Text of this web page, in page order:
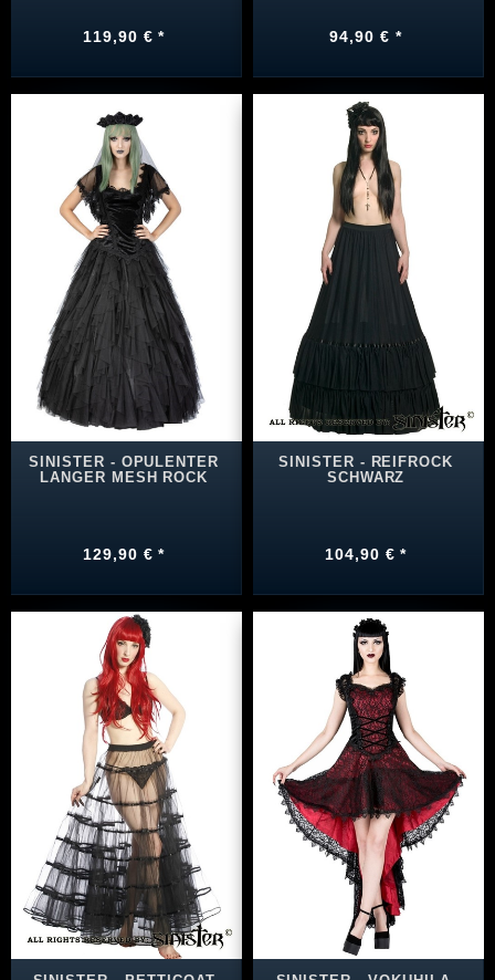
119,90 € * 94,90 € *
SINISTER - OPULENTER
LANGER MESH ROCK
129,90 € *
SINISTER - REIFROCK
SCHWARZ
104,90 € *